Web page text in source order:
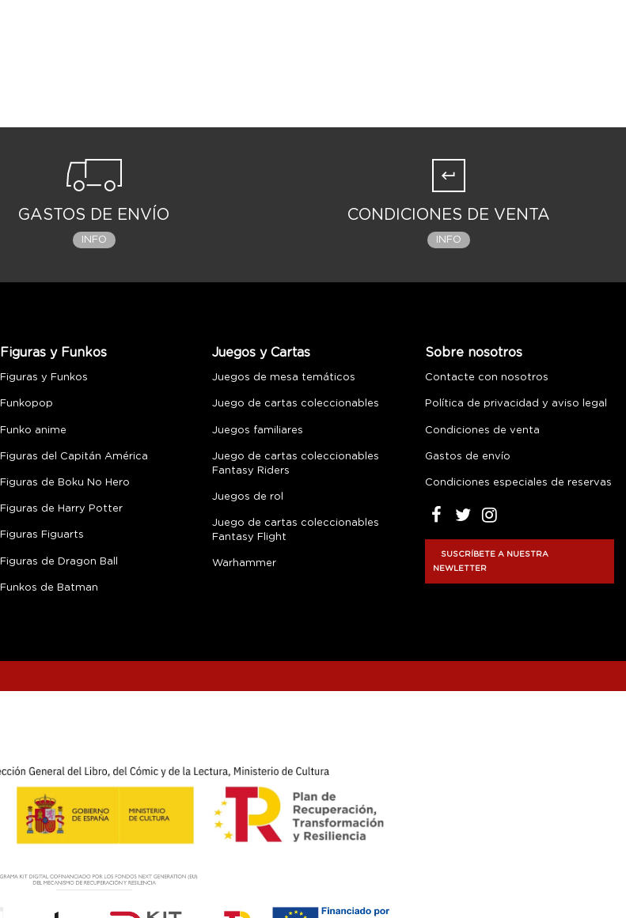
GASTOS DE ENVÍO
INFO
CONDICIONES DE VENTA
INFO
Figuras y Funkos
Figuras y Funkos
Funkopop
Funko anime
Figuras del Capitán América
Figuras de Boku No Hero
Figuras de Harry Potter
Figuras Figuarts
Figuras de Dragon Ball
Funkos de Batman
Juegos y Cartas
Juegos de mesa temáticos
Juego de cartas coleccionables
Juegos familiares
Juego de cartas coleccionables
Fantasy Riders
Juegos de rol
Juego de cartas coleccionables
Fantasy Flight
Warhammer
Sobre nosotros
Contacte con nosotros
Política de privacidad y aviso legal
Condiciones de venta
Gastos de envío
Condiciones especiales de reservas
SUSCRÍBETE A NUESTRA
NEWLETTER